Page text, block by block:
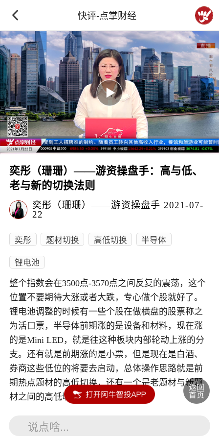
快评-点掌财经
奕彤（珊珊）——游资操盘手：高与低、
老与新的切换法则
奕彤（珊珊）——游资操盘手 2021-07-
22
奕彤 题材切换 高低切换
半导体
锂电池
整个指数会在3500点-3570点之间反复的震荡，这个
位置不要期待大涨或者大跌，专心做个股就好了。
锂电池调整的时候有一些个股在做横盘的股票称之
为活口票，半导体前期涨的是设备和材料，现在涨
的是Mini LED，就是往这种板块内部轮动上涨的分
支。还有就是前期涨的是小票，但是现在是白酒、
券商这些低位的将要去启动，总体操作思路就是前
期热点题材的高低切换，还有一个是老题材与新题
材之间的高低切换。
内容如涉及个股仅供参考，不构成任何投资建议！投资风险自负。
说点啥...